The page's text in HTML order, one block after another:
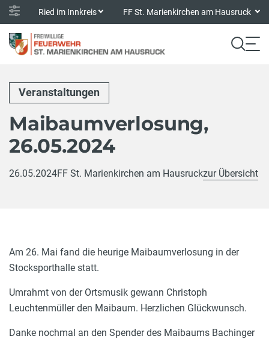
Ried im Innkreis FF St. Marienkirchen am Hausruck
Veranstaltungen
Maibaumverlosung,
26.05.2024
26.05.2024FF St. Marienkirchen am Hausruckzur Übersicht
Am 26. Mai fand die heurige Maibaumverlosung in der
Stocksporthalle statt.
Umrahmt von der Ortsmusik gewann Christoph
Leuchtenmüller den Maibaum. Herzlichen Glückwunsch.
Danke nochmal an den Spender des Maibaums Bachinger